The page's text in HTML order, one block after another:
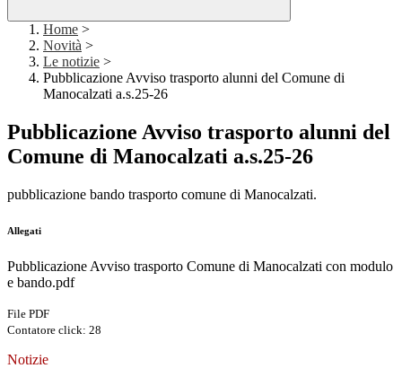
Home >
Novità >
Le notizie >
Pubblicazione Avviso trasporto alunni del Comune di
Manocalzati a.s.25-26
Pubblicazione Avviso trasporto alunni del
Comune di Manocalzati a.s.25-26
pubblicazione bando trasporto comune di Manocalzati.
Allegati
Pubblicazione Avviso trasporto Comune di Manocalzati con modulo
e bando.pdf
File PDF
Contatore click: 28
Notizie